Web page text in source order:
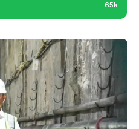
65k